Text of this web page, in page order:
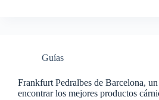
Guías
Frankfurt Pedralbes de Barcelona,
encontrar los mejores productos